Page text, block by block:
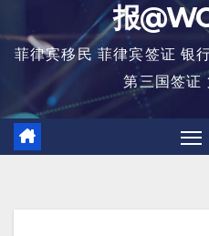
报
菲律宾移民 菲律宾签证 银
第三国签证